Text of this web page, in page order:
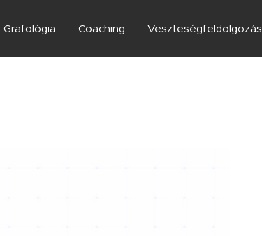
Grafológia Coaching Veszteségfeldolgozás